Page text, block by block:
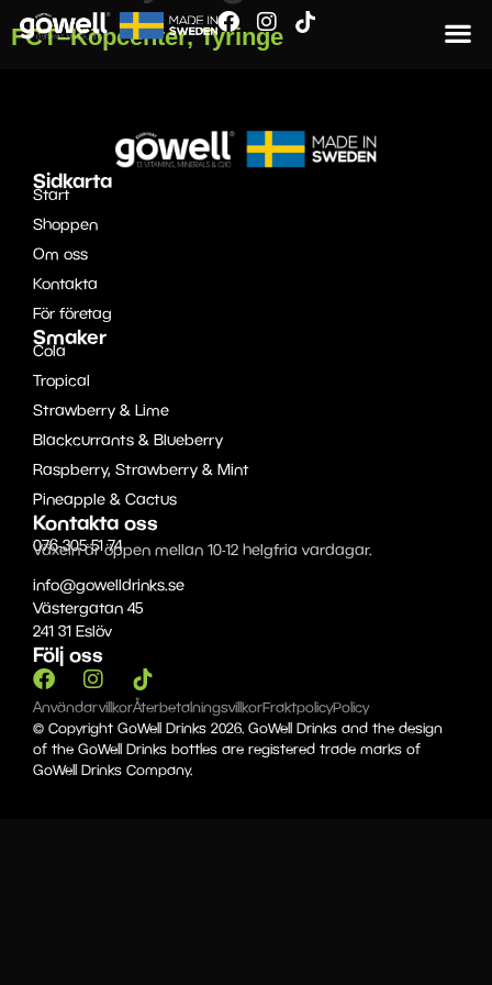
FCT–Köpcenter, Tyringe
Sidkarta
Start
Shoppen
Om oss
Kontakta
För företag
Smaker
Cola
Tropical
Strawberry & Lime
Blackcurrants & Blueberry
Raspberry, Strawberry & Mint
Pineapple & Cactus
Kontakta oss
076-305 51 74
Växeln är öppen mellan 10-12 helgfria vardagar.
info@gowelldrinks.se
Västergatan 45
241 31 Eslöv
Följ oss
AnvändarvillkorÅterbetalningsvillkorFraktpolicyPolicy
© Copyright GoWell Drinks 2026. GoWell Drinks and the design
of the GoWell Drinks bottles are registered trade marks of
GoWell Drinks Company.